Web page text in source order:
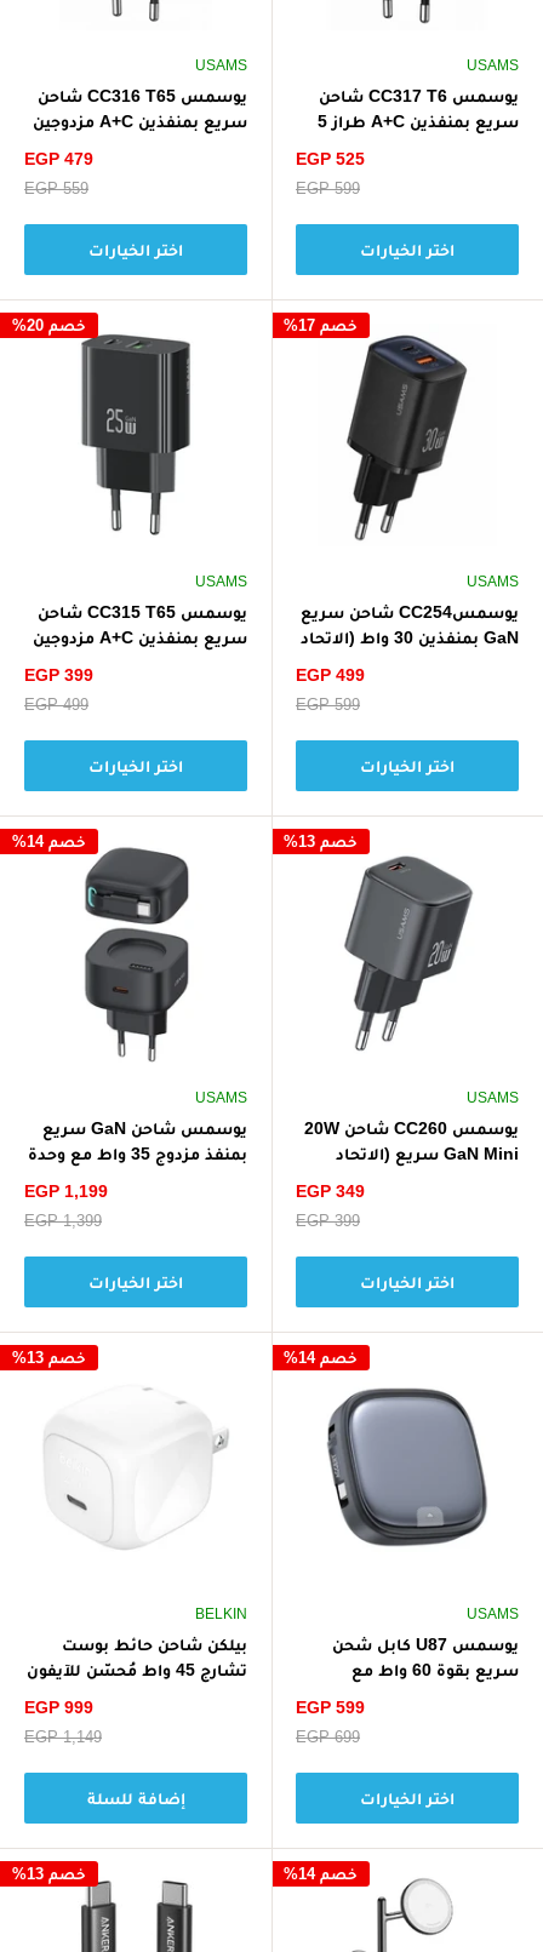
USAMS
يوسمس CC317 T6 شاحن
سريع بمنفذين A+C طراز 5
سعر
EGP 525
سعر
EGP 599
اختر الخيارات
USAMS
يوسمس CC316 T65 شاحن
سريع بمنفذين A+C مزدوجين
سعر
EGP 479
سعر
EGP 559
اختر الخيارات
خصم 17%
USAMS
يوسمسCC254 شاحن سريع
GaN بمنفذين 30 واط (الاتحاد
سعر
EGP 499
سعر
EGP 599
اختر الخيارات
خصم 20%
USAMS
يوسمس CC315 T65 شاحن
سريع بمنفذين A+C مزدوجين
سعر
EGP 399
سعر
EGP 499
اختر الخيارات
خصم 13%
USAMS
يوسمس CC260 شاحن 20W
GaN Mini سريع (الاتحاد
سعر
EGP 349
سعر
EGP 399
اختر الخيارات
خصم 14%
USAMS
يوسمس شاحن GaN سريع
بمنفذ مزدوج 35 واط مع وحدة
للسحب من النوع C (الاتحاد
سعر
EGP 1,199
سعر
EGP 1,399
اختر الخيارات
خصم 14%
USAMS
يوسمس U87 كابل شحن
سريع بقوة 60 واط مع
سعر
EGP 599
سعر
EGP 699
اختر الخيارات
خصم 13%
BELKIN
بيلكن شاحن حائط بوست
تشارج 45 واط مُحسّن للآيفون
سعر
EGP 999
سعر
EGP 1,149
إضافة للسلة
خصم 14% خصم 13%